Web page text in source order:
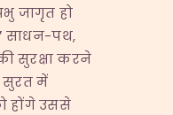
जागृत हो
साधन-पथ,
सुरक्षा करने
सुरत में
होंगे उससे